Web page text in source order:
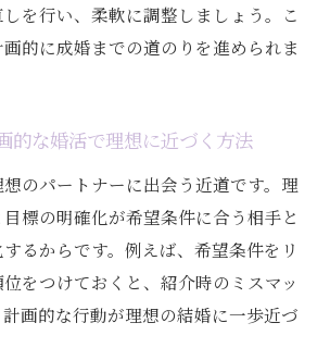
を行い、柔軟に調整しましょう。こ
的に成婚までの道のりを進められま
的な婚活で理想に近づく方法
のパートナーに出会う近道です。理
標の明確化が希望条件に合う相手と
るからです。例えば、希望条件をリ
をつけておくと、紹介時のミスマッ
画的な行動が理想の結婚に一歩近づ